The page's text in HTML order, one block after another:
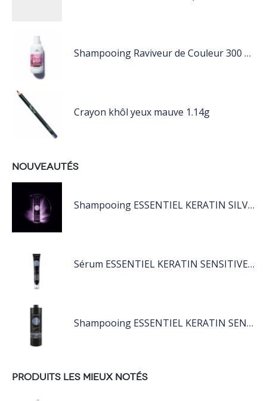
Shampooing Raviveur de Couleur 300 ml Rose de Schwarzkopf Professional
Crayon khôl yeux mauve 1.14g
NOUVEAUTÉS
Shampooing ESSENTIEL KERATIN SILVER 250ML
Sérum ESSENTIEL KERATIN SENSITIVE 40 ML
Shampooing ESSENTIEL KERATIN SENSITIVE 1L
PRODUITS LES MIEUX NOTÉS